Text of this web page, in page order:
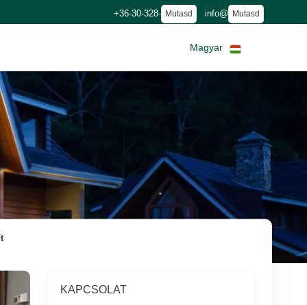
+36-30-328- Mutasd info@ Mutasd
Magyar
KAPCSOLAT